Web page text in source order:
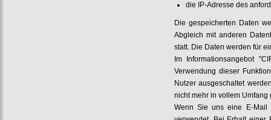
die IP-Adresse des
Die gespeicherten Daten
Abgleich mit anderen
statt. Die Daten werden für
Im Informationsangebot
Verwendung dieser
Nutzer ausgeschaltet
nicht mehr in vollem Umfang
Wenn Sie uns eine E-Mail